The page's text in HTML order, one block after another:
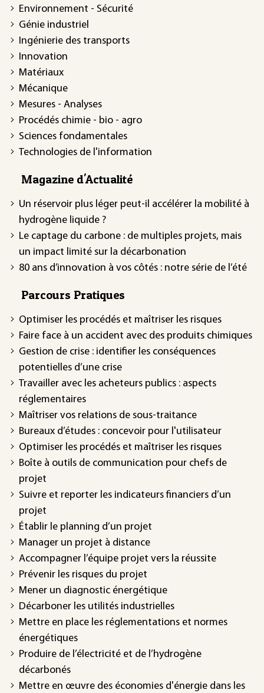
Environnement - Sécurité
Génie industriel
Ingénierie des transports
Innovation
Matériaux
Mécanique
Mesures - Analyses
Procédés chimie - bio - agro
Sciences fondamentales
Technologies de l'information
Magazine d'Actualité
Un réservoir plus léger peut-il accélérer la mobilité à
hydrogène liquide ?
Le captage du carbone : de multiples projets, mais
un impact limité sur la décarbonation
80 ans d’innovation à vos côtés : notre série de l’été
Parcours Pratiques
Optimiser les procédés et maîtriser les risques
Faire face à un accident avec des produits chimiques
Gestion de crise : identifier les conséquences
potentielles d’une crise
Travailler avec les acheteurs publics : aspects
réglementaires
Maîtriser vos relations de sous-traitance
Bureaux d’études : concevoir pour l'utilisateur
Optimiser les procédés et maîtriser les risques
Boîte à outils de communication pour chefs de
projet
Suivre et reporter les indicateurs financiers d’un
projet
Établir le planning d’un projet
Manager un projet à distance
Accompagner l’équipe projet vers la réussite
Prévenir les risques du projet
Mener un diagnostic énergétique
Décarboner les utilités industrielles
Mettre en place les réglementations et normes
énergétiques
Produire de l’électricité et de l’hydrogène
décarbonés
Mettre en œuvre des économies d'énergie dans les